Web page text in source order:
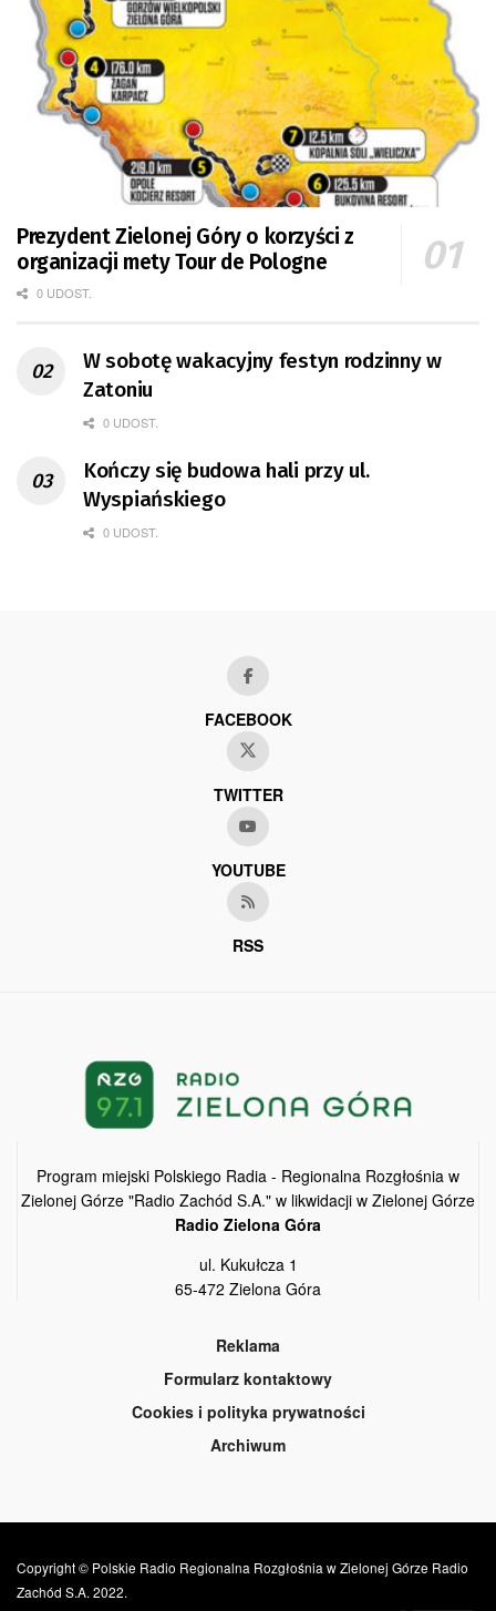
Prezydent Zielonej Góry o korzyści z
organizacji mety Tour de Pologne
0 UDOST.
W sobotę wakacyjny festyn rodzinny w
Zatoniu
0 UDOST.
Kończy się budowa hali przy ul.
Wyspiańskiego
0 UDOST.
FACEBOOK
TWITTER
YOUTUBE
RSS
Program miejski Polskiego Radia - Regionalna Rozgłośnia w
Zielonej Górze "Radio Zachód S.A." w likwidacji w Zielonej Górze
Radio Zielona Góra
ul. Kukułcza 1
65-472 Zielona Góra
Reklama
Formularz kontaktowy
Cookies i polityka prywatności
Archiwum
Copyright © Polskie Radio Regionalna Rozgłośnia w Zielonej Górze Radio
Zachód S.A. 2022.